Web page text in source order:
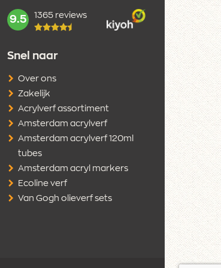
mark:
9.5 1365 reviews
Snel naar
Over ons
Zakelijk
Acrylverf assortiment
Amsterdam acrylverf
Amsterdam acrylverf 120ml
tubes
Amsterdam acryl markers
Ecoline verf
Van Gogh olieverf sets